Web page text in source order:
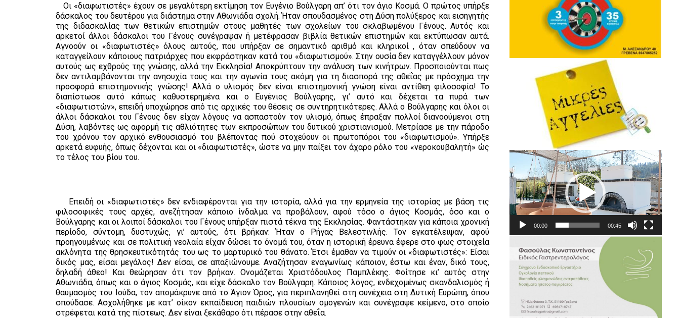
Οι «διαφωτιστές» έχουν σε μεγαλύτερη εκτίμηση τον Ευγένιο Βούλγαρη απ’ ότι τον άγιο Κοσμά. Ο πρώτος υπήρξε
δάσκαλος του δευτέρου για διάστημα στην Αθωνιάδα σχολή. Ήταν σπουδασμένος στη Δύση πολύξερος και εισηγητής
της διδασκαλίας των θετικών επιστημών στους μαθητές των σχολείων του σκλαβωμένου Γένους. Αυτός και
αρκετοί άλλοι δάσκαλοι του Γένους συνέγραψαν ή μετέφρασαν βιβλία θετικών επιστημών και εκτύπωσαν αυτά.
Αγνοούν οι «διαφωτιστές» όλους αυτούς, που υπήρξαν σε σημαντικό αριθμό και κληρικοί , όταν σπεύδουν να
καταγγείλουν κάποιους πατριάρχες που εκφράστηκαν κατά του «διαφωτισμού». Στην ουσία δεν καταγγέλλουν μόνον
αυτούς ως εχθρούς της γνώσης, αλλά την Εκκλησία! Αποκρύπτουν την ανάλυση των κινήτρων. Προσποιούνται πως
δεν αντιλαμβάνονται την ανησυχία τους και την αγωνία τους ακόμη για τη διασπορά της αθεΐας με πρόσχημα την
προσφορά επιστημονικής γνώσης! Αλλά ο υλισμός δεν είναι επιστημονική γνώση είναι αντίθεη φιλοσοφία! Το
διαπίστωσε αυτό κάπως καθυστερημένα και ο Ευγένιος Βούλγαρης, γι’ αυτό και δέχεται τα πυρά των
«διαφωτιστών», επειδή υποχώρησε από τις αρχικές του θέσεις σε συντηρητικότερες. Αλλά ο Βούλγαρης και όλοι οι
άλλοι δάσκαλοι του Γένους δεν είχαν λόγους να ασπαστούν τον υλισμό, όπως έπραξαν πολλοί διανοούμενοι στη
Δύση, λαβόντες ως αφορμή τις αθλιότητες των εκπροσώπων του δυτικού χριστιανισμού. Μετρίασε με την πάροδο
του χρόνου τον αρχικό ενθουσιασμό του βλέποντας πού στοχεύουν οι πρωτοπόροι του «διαφωτισμού». Υπήρξε
αρκετά ευφυής, όπως δέχονται και οι «διαφωτιστές», ώστε να μην παίξει τον άχαρο ρόλο του «νεροκουβαλητή» ώς
το τέλος του βίου του.
Επειδή οι «διαφωτιστές» δεν ενδιαφέρονται για την ιστορία, αλλά για την ερμηνεία της ιστορίας με βάση τις
φιλοσοφικές τους αρχές, ανεζήτησαν κάποιο ίνδαλμα να προβάλουν, αφού τόσο ο άγιος Κοσμάς, όσο και ο
Βούλγαρης και οι λοιποί δάσκαλοι του Γένους υπήρξαν πιστά τέκνα της Εκκλησίας. Φαντάστηκαν για κάποια χρονική
περίοδο, σύντομη, δυστυχώς, γι’ αυτούς, ότι βρήκαν: Ήταν ο Ρήγας Βελεστινλής. Τον εγκατέλειψαν, αφού
προηγουμένως και σε πολιτική νεολαία είχαν δώσει το όνομά του, όταν η ιστορική έρευνα έφερε στο φως στοιχεία
ακλόνητα της θρησκευτικότητάς του ως το μαρτυρικό του θάνατο. Έτσι έμαθαν να τιμούν οι «διαφωτιστές»: Είσαι
δικός μας, είσαι μεγάλος! Δεν είσαι, σε απαξιώνουμε. Αναζήτησαν εναγωνίως κάποιον, έστω και έναν, δικό τους,
δηλαδή άθεο! Και θεώρησαν ότι τον βρήκαν. Ονομάζεται Χριστόδουλος Παμπλέκης. Φοίτησε κι’ αυτός στην
Αθωνιάδα, όπως και ο άγιος Κοσμάς, και είχε δάσκαλο τον Βούλγαρη. Κάποιος λόγος, ενδεχομένως σκανδαλισμός ή
θαυμασμός του Ιούδα, τον απομάκρυνε από το Άγιον Όρος, για περιπλανηθεί στη συνέχεια στη Δυτική Ευρώπη, όπου
σπούδασε. Ασχολήθηκε με κατ’ οίκον εκπαίδευση παιδιών πλουσίων ομογενών και συνέγραψε κείμενο, στο οποίο
στρέφεται κατά της πίστεως. Δεν είναι ξεκάθαρο ότι πέρασε στην αθεΐα.
Πρόγραμμα
Αναπαραγωγής
Βίντεο
00:00 00:45